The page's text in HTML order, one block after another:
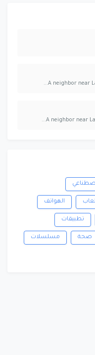
A neighbor near
A neighbor near
الهواتف
تطبيقات
صحة مسلسلات